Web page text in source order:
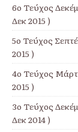
6ο Τεύχος
Δεκ 2015 )
5ο Τεύχος
2015 )
4ο Τεύχος
2015 )
3ο Τεύχος
Δεκ 2014 )